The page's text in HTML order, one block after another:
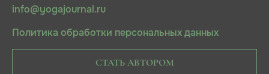
info@yogajournal.ru
Политика обработки персональных данных
СТАТЬ АВТОРОМ